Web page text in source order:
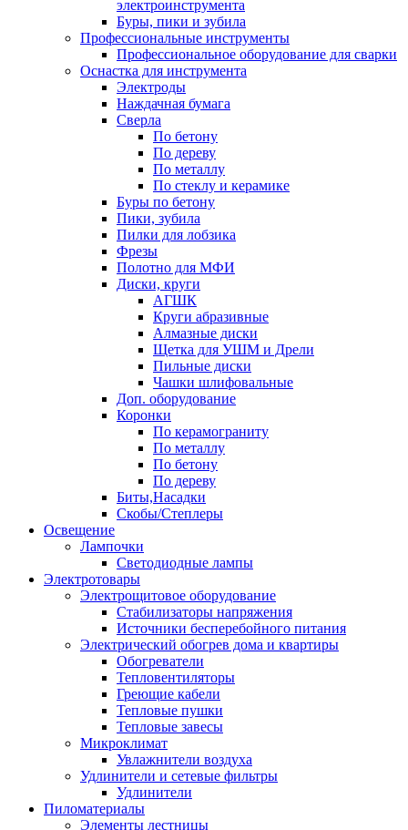
электроинструмента
Буры, пики и зубила
Профессиональные инструменты
Профессиональное оборудование для сварки
Оснастка для инструмента
Электроды
Наждачная бумага
Сверла
По бетону
По дереву
По металлу
По стеклу и керамике
Буры по бетону
Пики, зубила
Пилки для лобзика
Фрезы
Полотно для МФИ
Диски, круги
АГШК
Круги абразивные
Алмазные диски
Щетка для УШМ и Дрели
Пильные диски
Чашки шлифовальные
Доп. оборудование
Коронки
По керамограниту
По металлу
По бетону
По дереву
Биты,Насадки
Скобы/Степлеры
Освещение
Лампочки
Светодиодные лампы
Электротовары
Электрощитовое оборудование
Стабилизаторы напряжения
Источники бесперебойного питания
Электрический обогрев дома и квартиры
Обогреватели
Тепловентиляторы
Греющие кабели
Тепловые пушки
Тепловые завесы
Микроклимат
Увлажнители воздуха
Удлинители и сетевые фильтры
Удлинители
Пиломатериалы
Элементы лестницы